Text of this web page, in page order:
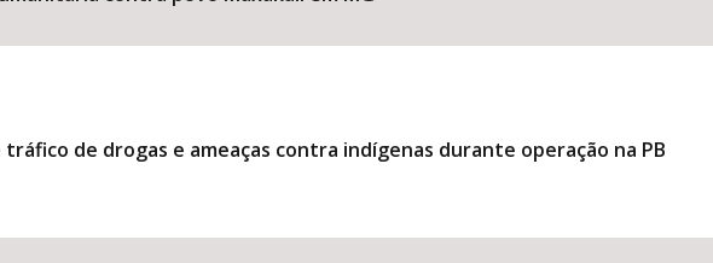
tráfico de drogas e ameaças contra indígenas durante operação na PB